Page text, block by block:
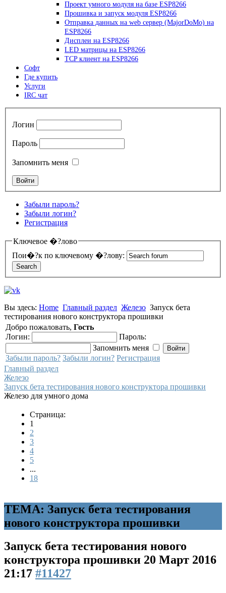
Проект умного модуля на базе ESP8266
Прошивка и запуск модуля ESP8266
Отправка данных на web сервер (MajorDoMo) на
ESP8266
Дисплеи на ESP8266
LED матрицы на ESP8266
TCP клиент на ESP8266
Софт
Где купить
Услуги
IRC чат
Логин
Пароль
Запомнить меня
Забыли пароль?
Забыли логин?
Регистрация
Ключевое �?лово
Пои�?к по ключевому �?лову:
Вы здесь: Home Главный раздел Железо Запуск бета
тестирования нового конструктора прошивки
Добро пожаловать, Гость
Логин:
Пароль:
Запомнить меня
Забыли пароль? Забыли логин? Регистрация
Главный раздел
Железо
Запуск бета тестирования нового конструктора прошивки
Железо для умного дома
Страница:
1
2
3
4
5
...
18
ТЕМА: Запуск бета тестирования
нового конструктора прошивки
Запуск бета тестирования нового
конструктора прошивки 20 Март 2016
21:17 #11427